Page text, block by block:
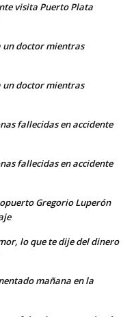
visita Puerto Plata
un doctor mientras
un doctor mientras
fallecidas en accidente
fallecidas en accidente
Gregorio Luperón
lo que te dije del dinero
mañana en la